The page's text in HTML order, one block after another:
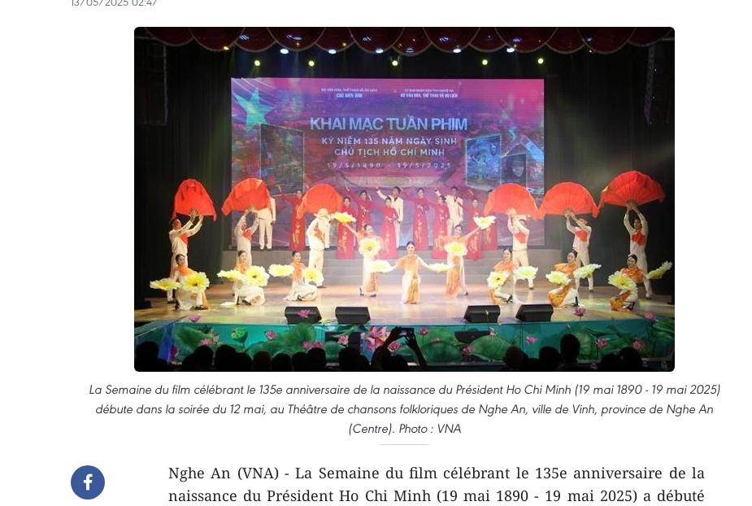
La Semaine du film célébrant le 135e anniversaire de la naissance du Président Ho Chi Minh (19 mai 1890 - 19 mai 2025)
débute dans la soirée du 12 mai, au Théâtre de chansons folkloriques de Nghe An, ville de Vinh, province de Nghe An
(Centre). Photo : VNA
Nghe An (VNA) - La Semaine du film célébrant le 135e anniversaire de la
naissance du Président Ho Chi Minh (19 mai 1890 - 19 mai 2025) a débuté